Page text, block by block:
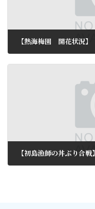
【熱海梅園 開花状況】
【初島漁師の丼ぶり合戦】